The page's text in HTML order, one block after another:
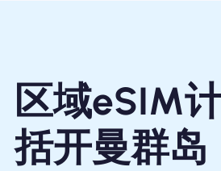
区域eSIM
括开曼群岛